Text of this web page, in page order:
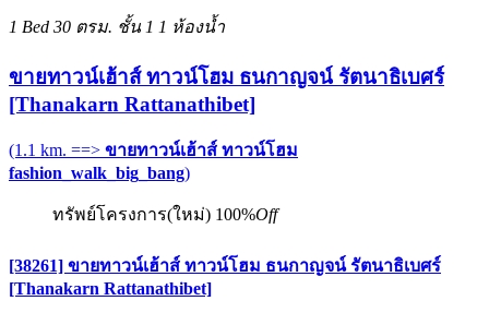
1 Bed 30 ตรม. ชั้น 1 1 ห้องน้ำ
ขายทาวน์เฮ้าส์ ทาวน์โฮม ธนกาญจน์ รัตนาธิเบศร์
[Thanakarn Rattanathibet]
(1.1 km. ==> ขายทาวน์เฮ้าส์ ทาวน์โฮม
fashion_walk_big_bang)
ทรัพย์โครงการ(ใหม่) 100%Off
[38261] ขายทาวน์เฮ้าส์ ทาวน์โฮม ธนกาญจน์ รัตนาธิเบศร์
[Thanakarn Rattanathibet]